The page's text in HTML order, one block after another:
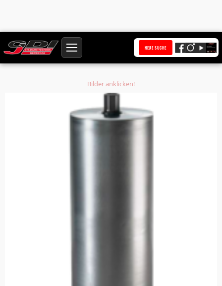
NEUE SUCHE
Startseite
Produkte
Diamantbohrkrone Ø 418 mm HQ Anschluss 1 1/4 Zoll UNC Bohrkern Ø 419
Bilder anklicken!